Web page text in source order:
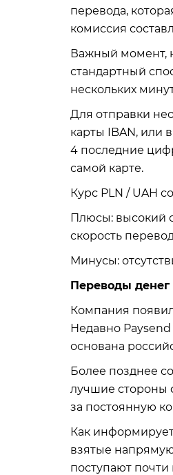
перевода,
комиссия
Важный момент,
стандартный
нескольких
Для отправки
карты IBAN, или
4 последние
самой карте.
Курс PLN / UAH
Плюсы: высокий
скорость
Минусы:
Переводы
Компания
Недавно
основана
Более позднее
лучшие стороны
за постоянную
Как
взятые
поступают